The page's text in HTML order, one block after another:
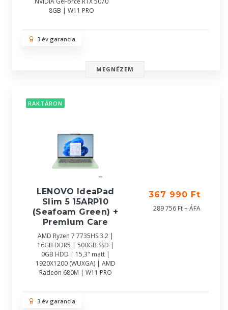
8GB | W11 PRO
3 év garancia
MEGNÉZEM
RAKTÁRON
LENOVO IdeaPad
Slim 5 15ARP10
(Seafoam Green) +
Premium Care
AMD Ryzen 7 7735HS 3.2 |
16GB DDR5 | 500GB SSD |
0GB HDD | 15,3" matt |
1920X1200 (WUXGA) | AMD
Radeon 680M | W11 PRO
367 990 Ft
289 756 Ft + ÁFA
3 év garancia